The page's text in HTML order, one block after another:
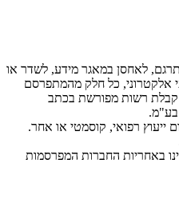
לאחסן במאגר מידע, לשדר או
אלקטרוני, כל חלק מהמתפרסם
רשות מפורשת בכתב
רפואי, קוסמטי או אחר.
באחריות החברות המפרסמות